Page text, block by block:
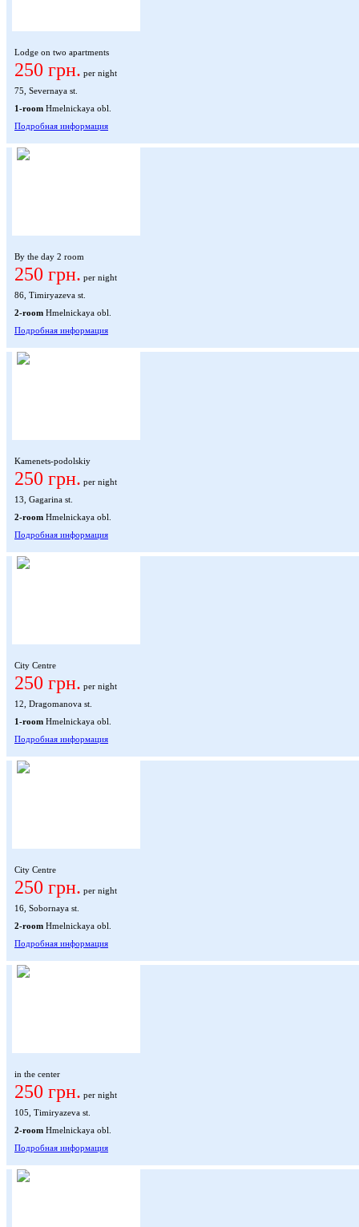
Lodge on two apartments
250 грн. per night
75, Severnaya st.
1-room Hmelnickaya obl.
Подробная информация
By the day 2 room
250 грн. per night
86, Timiryazeva st.
2-room Hmelnickaya obl.
Подробная информация
Kamenets-podolskiy
250 грн. per night
13, Gagarina st.
2-room Hmelnickaya obl.
Подробная информация
City Centre
250 грн. per night
12, Dragomanova st.
1-room Hmelnickaya obl.
Подробная информация
City Centre
250 грн. per night
16, Sobornaya st.
2-room Hmelnickaya obl.
Подробная информация
in the center
250 грн. per night
105, Timiryazeva st.
2-room Hmelnickaya obl.
Подробная информация